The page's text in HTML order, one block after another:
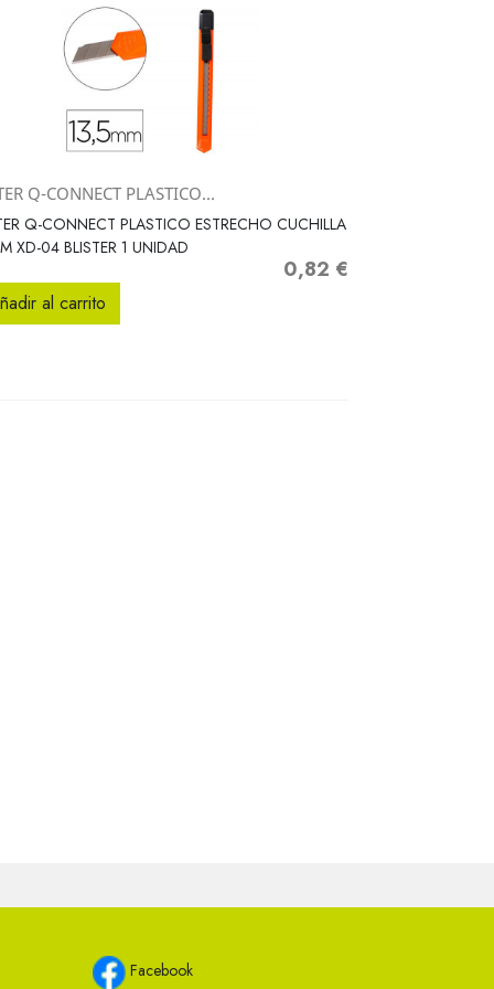
Vista rápida
Q-CONNECT PLASTICO...
Q-CONNECT PLASTICO ESTRECHO CUCHILLA
XD-04 BLISTER 1 UNIDAD
Precio
0,82 €
al carrito
Facebook